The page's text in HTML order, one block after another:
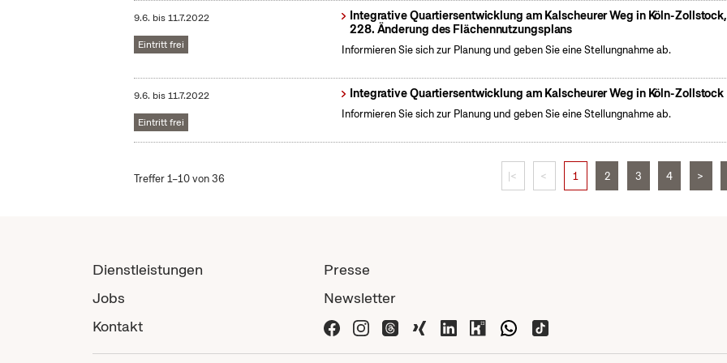
9.6. bis11.7.2022
Eintritt frei
Integrative Quartiersentwicklung am Kalscheurer Weg in Köln-Zollstock,
228. Änderung des Flächennutzungsplans
Informieren Sie sich zur Planung und geben Sie eine Stellungnahme ab.
9.6. bis11.7.2022
Eintritt frei
Integrative Quartiersentwicklung am Kalscheurer Weg in Köln-Zollstock
Informieren Sie sich zur Planung und geben Sie eine Stellungnahme ab.
Treffer 1–10 von 36 |< < 1 2 3 4 >
Dienstleistungen
Jobs
Kontakt
Presse
Newsletter